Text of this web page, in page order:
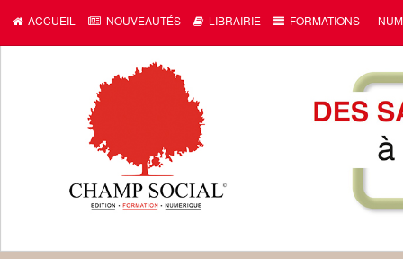
ACCUEIL NOUVEAUTÉS LIBRAIRIE FORMATIONS